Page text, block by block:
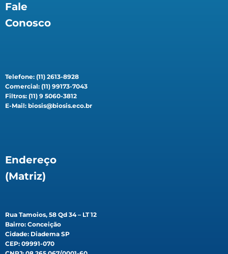
Fale
Conosco
Telefone: (11) 2613-8928
Comercial: (11) 99173-7043
Filtros: (11) 9 5060-3812
E-Mail: biosis@biosis.eco.br
Endereço
(Matriz)
Rua Tamoios, 58 Qd 34 – LT 12
Bairro: Conceição
Cidade: Diadema SP
CEP: 09991-070